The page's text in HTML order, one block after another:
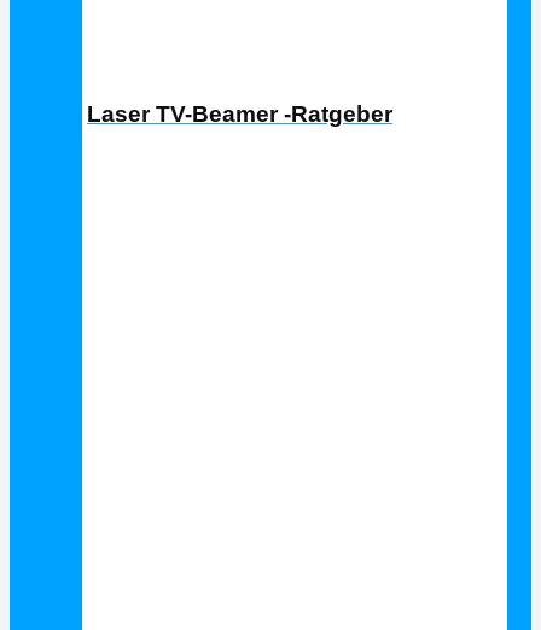
Laser TV-Beamer -Ratgeber